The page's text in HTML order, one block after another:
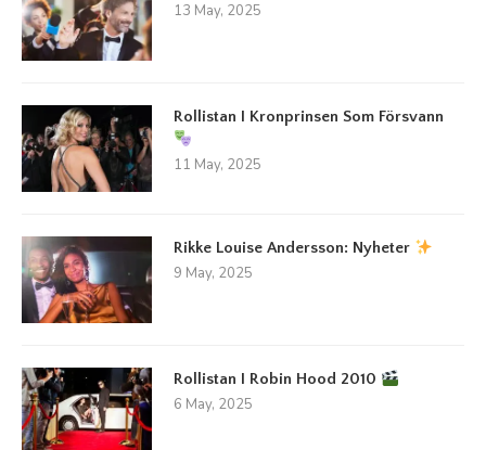
13 May, 2025
Rollistan I Kronprinsen Som Försvann
11 May, 2025
Rikke Louise Andersson: Nyheter
9 May, 2025
Rollistan I Robin Hood 2010
6 May, 2025